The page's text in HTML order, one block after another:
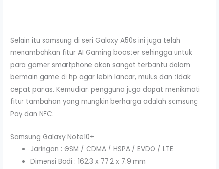
Selain itu samsung di seri Galaxy A50s ini juga telah
menambahkan fitur AI Gaming booster sehingga untuk
para gamer smartphone akan sangat terbantu dalam
bermain game di hp agar lebih lancar, mulus dan tidak
cepat panas. Kemudian pengguna juga dapat menikmati
fitur tambahan yang mungkin berharga adalah samsung
Pay dan NFC.
Samsung Galaxy Note10+
Jaringan : GSM / CDMA / HSPA / EVDO / LTE
Dimensi Bodi : 162.3 x 77.2 x 7.9 mm